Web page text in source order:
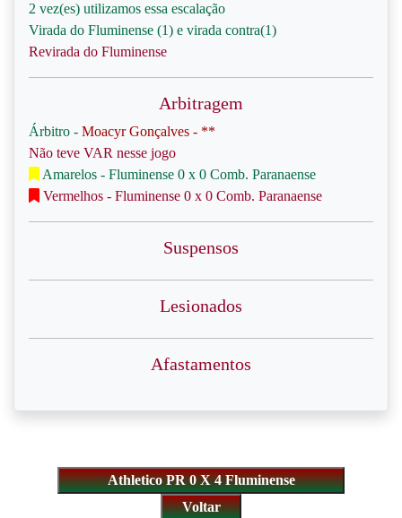
2 vez(es) utilizamos essa escalação
Virada do Fluminense (1) e virada contra(1)
Revirada do Fluminense
Arbitragem
Árbitro - Moacyr Gonçalves - **
Não teve VAR nesse jogo
Amarelos - Fluminense 0 x 0 Comb. Paranaense
Vermelhos - Fluminense 0 x 0 Comb. Paranaense
Suspensos
Lesionados
Afastamentos